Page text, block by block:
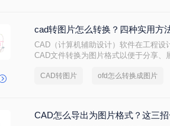
cad转图片怎么转换？四种实用方
CAD（计算机辅助设计）软件在工程
CAD文件转换为图片格式以便于分享、
CAD转图片 ofd怎么转换成图片
CAD怎么导出为图片格式？这三招